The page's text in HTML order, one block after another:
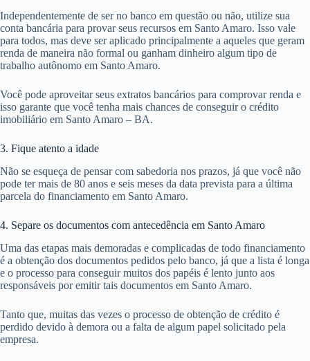
Independentemente de ser no banco em questão ou não, utilize sua
conta bancária para provar seus recursos em Santo Amaro. Isso vale
para todos, mas deve ser aplicado principalmente a aqueles que geram
renda de maneira não formal ou ganham dinheiro algum tipo de
trabalho autônomo em Santo Amaro.
Você pode aproveitar seus extratos bancários para comprovar renda e
isso garante que você tenha mais chances de conseguir o crédito
imobiliário em Santo Amaro – BA.
3. Fique atento a idade
Não se esqueça de pensar com sabedoria nos prazos, já que você não
pode ter mais de 80 anos e seis meses da data prevista para a última
parcela do financiamento em Santo Amaro.
4. Separe os documentos com antecedência em Santo Amaro
Uma das etapas mais demoradas e complicadas de todo financiamento
é a obtenção dos documentos pedidos pelo banco, já que a lista é longa
e o processo para conseguir muitos dos papéis é lento junto aos
responsáveis por emitir tais documentos em Santo Amaro.
Tanto que, muitas das vezes o processo de obtenção de crédito é
perdido devido à demora ou a falta de algum papel solicitado pela
empresa.